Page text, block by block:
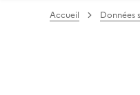
Accueil Données